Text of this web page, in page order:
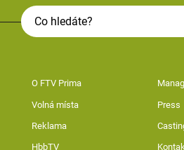
O FTV Prima
Volná místa Press
Reklama
HbbTV